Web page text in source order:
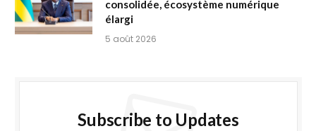
consolidée, écosystème numérique
élargi
5 août 2026
Subscribe to Updates